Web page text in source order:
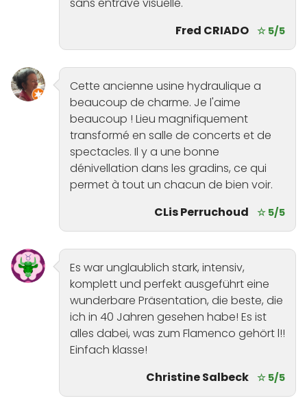
sans entrave visuelle.
Fred CRIADO ☆ 5/5
Cette ancienne usine hydraulique a
beaucoup de charme. Je l'aime
beaucoup ! Lieu magnifiquement
transformé en salle de concerts et de
spectacles. Il y a une bonne
dénivellation dans les gradins, ce qui
permet à tout un chacun de bien voir.
CLis Perruchoud
☆ 5/5
Es war unglaublich stark, intensiv,
komplett und perfekt ausgeführt eine
wunderbare Präsentation, die beste, die
ich in 40 Jahren gesehen habe! Es ist
alles dabei, was zum Flamenco gehört l!!
Einfach klasse!
Christine Salbeck ☆ 5/5